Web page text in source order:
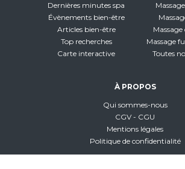
Dernières minutes spa
Évènements bien-être
Articles bien-être
Top recherches
Carte interactive
Massage
Toutes
À PROPOS
Qui sommes-nous
CGV - CGU
Mentions légales
Politique de confidentialité